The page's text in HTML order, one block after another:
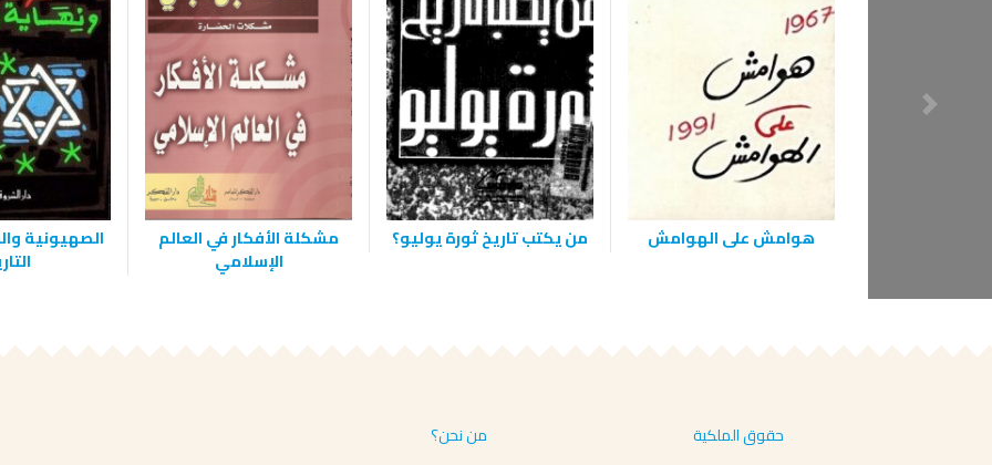
هوامش على الهوامش من يكتب تاريخ ثورة يوليو؟ مشكلة الأفكار في العالم
الإسلامي
الصهيونية
حقوق الملكية من نحن؟